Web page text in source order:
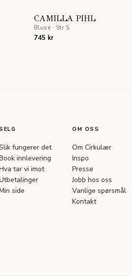
CAMILLA PIHL
Bluse · Str S
745 kr
fungerer det
innlevering
tar vi imot
side
OM OSS
Om Cirkulær
Inspo
Presse
Jobb hos oss
Vanlige spørsmål
Kontakt